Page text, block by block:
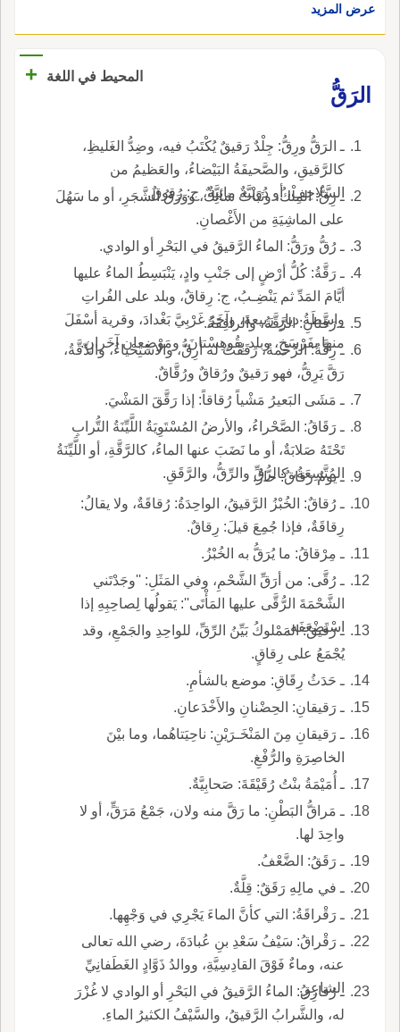
عرض المزيد
المحيط في اللغة
+
الرَقُّ
ـ الرَقُّ ورِقُّ: جِلْدٌ رَقيقٌ يُكْتَبُ فيه، وضِدُّ الغَليظِ،
كالرَّقيقِ، والصَّحيفَةُ البَيْضاءُ، والعَظيمُ من
السَّلاحِفِ، أو دُوَيْبَّةٌ مائِيَّةٌ، ج: رُقوقٌ.
ـ رِقُّ: المِلْكُ، ونَباتٌ شائِكٌ، ووَرَقُ الشَّجَرِ، أو ما سَهُلَ
على الماشِيَةِ من الأَغْصانِ.
ـ رُقُّ ورَقُّ: الماءُ الرَّقيقُ في البَحْرِ أو الوادي.
ـ رَقَّةُ: كُلُّ أرْضٍ إلى جَنْبِ وادٍ، يَنْبَسِطُ الماءُ عليها
أيَّامَ المَدِّ ثم يَنْضِـبُ، ج: رِقاقٌ، وبلد على الفُراتِ
واسِطَةُ ديارِ رَبيعةَ، وآخَرُ غَرْبِيَّ بَغْدادَ، وقرية أسْفَلَ
منها بفَرْسَخٍ، وبلد بِقُوهِسْتانَ، ومَوْضِعان آخَرانِ.
ـ رَقَّتانِ: الرَّقَّةُ، والرافِقَةُ.
ـ رِقَّةُ: الرَّحْمةُ، رَقَقْتُ له أرِقُّ، والاسْتِحْياءُ، والدِّقَّةُ،
رَقَّ يَرِقُّ، فهو رَقيقٌ ورُقاقٌ ورُقَّاقٌ.
ـ مَشَى البَعيرُ مَشْياً رُقاقاً: إذا رَقَّقَ المَشْيَ.
ـ رَقَاقُ: الصَّحْراءُ، والأرضُ المُسْتَوِيَةُ اللَّيِّنَةُ التُّرابِ
تَحْتَهُ صَلابَةٌ، أو ما نَضَبَ عنها الماءُ، كالرَّقَّةِ، أو اللَّيِّنَةُ
المُتَّسِعَةُ، كالرُّقِّ والرِّقُّ، والرَّقَقِ.
ـ يومٌ رَقاقٌ: حارٌّ.
ـ رُقاقٌ: الخُبْزُ الرَّقيقُ، الواحِدَةُ: رُقاقَةٌ، ولا يقالُ:
رِقاقَةٌ، فإذا جُمِعَ قيلَ: رِقاقٌ.
ـ مِرْقاقُ: ما يُرَقُّ به الخُبْزُ.
ـ رُقَّى: من أرَقِّ الشَّحْمِ، وفي المَثَلِ: ''وجَدْتَني
الشَّحْمَةَ الرُّقَّى عليها المَأْتَى'': يَقولُها لِصاحِبِهِ إذا
اسْتَضْعَفَه.
ـ رَقيقُ: المَمْلوكُ بَيِّنُ الرِّقِّ، للواحِدِ والجَمْعِ، وقد
يُجْمَعُ على رِقاقٍ.
ـ حَدَثُ رِقَاقِ: موضع بالشأمِ.
ـ رَقيقانِ: الحِضْنانِ والأَخْدَعانِ.
ـ رَقيقانِ مِنَ المَنْخَـرَيْنِ: ناحِيَتاهُما، وما بيْنَ
الخاصِرَةِ والرُّفْغِ.
ـ أُمَيْمَةُ بنْتُ رُقَيْقَةَ: صَحابِيَّةٌ.
ـ مَراقُّ البَطْنِ: ما رَقَّ منه ولان، جَمْعُ مَرَقٍّ، أو لا
واحِدَ لها.
ـ رَقَقُ: الضَّعْفُ.
ـ في مالِهِ رَقَقٌ: قِلَّةٌ.
ـ رَقْراقَةُ: التي كأنَّ الماءَ يَجْرِي في وَجْهِها.
ـ رَقْراقُ: سَيْفُ سَعْدِ بنِ عُبادَةَ، رضي الله تعالى
عنه، وماءٌ فَوْقَ القادِسِيَّةِ، ووالدُ ذَوَّادٍ الغَطَفانِيِّ
الشاعِرِ.
ـ رُقارِقُ: الماءُ الرَّقيقُ في البَحْرِ أو الوادي لا غُزْرَ
له، والشَّرابُ الرَّقيقُ، والسَّيْفُ الكثيرُ الماءِ.